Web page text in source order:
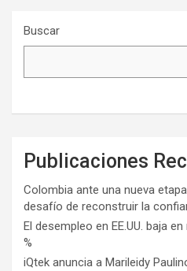
Buscar
Publicaciones
Colombia ante una nueva
desafío de reconstruir la
El desempleo en EE.UU. baja
%
iQtek anuncia a Marileidy